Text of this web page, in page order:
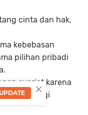
cinta dan hak,
kebebasan
pilihan pribadi
syariat karena
adil bagi
×
UPDATE